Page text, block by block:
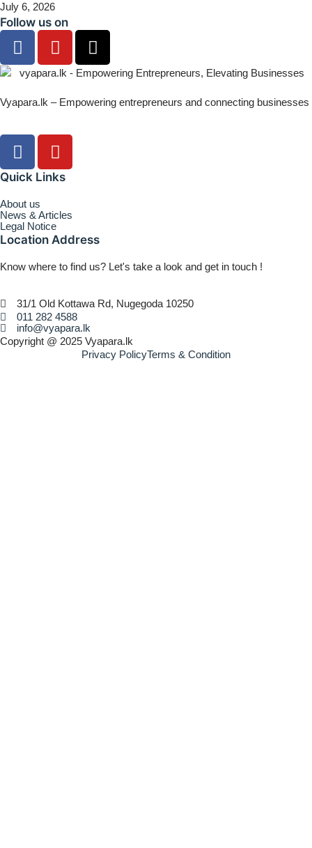
July 6, 2026
Follow us on
Vyapara.lk – Empowering entrepreneurs and connecting businesses
Quick Links
About us
News & Articles
Legal Notice
Location Address
Know where to find us? Let's take a look and get in touch !
31/1 Old Kottawa Rd, Nugegoda 10250
011 282 4588
info@vyapara.lk
Copyright @ 2025 Vyapara.lk
Privacy PolicyTerms & Condition